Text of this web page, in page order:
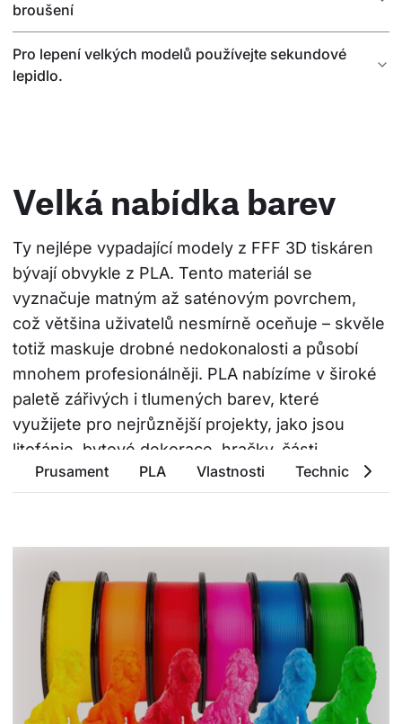
Prusament PLA Vlastnosti Technické
broušení
Pro lepení velkých modelů používejte sekundové
lepidlo.
Velká nabídka barev
Ty nejlépe vypadající modely z FFF 3D tiskáren
bývají obvykle z PLA. Tento materiál se
vyznačuje matným až saténovým povrchem,
což většina uživatelů nesmírně oceňuje – skvěle
totiž maskuje drobné nedokonalosti a působí
mnohem profesionálněji. PLA nabízíme v široké
paletě zářivých i tlumených barev, které
využijete pro nejrůznější projekty, jako jsou
litofánie, bytové dekorace, hračky, části
kostýmů a mnoho dalšího.